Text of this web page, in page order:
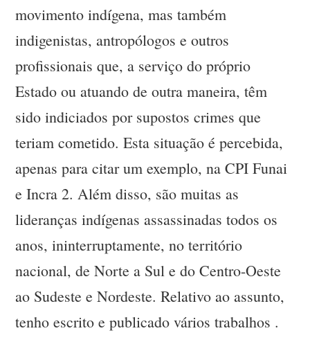
movimento indígena, mas também
indigenistas, antropólogos e outros
profissionais que, a serviço do próprio
Estado ou atuando de outra maneira, têm
sido indiciados por supostos crimes que
teriam cometido. Esta situação é percebida,
apenas para citar um exemplo, na CPI Funai
e Incra 2. Além disso, são muitas as
lideranças indígenas assassinadas todos os
anos, ininterruptamente, no território
nacional, de Norte a Sul e do Centro-Oeste
ao Sudeste e Nordeste. Relativo ao assunto,
tenho escrito e publicado vários trabalhos .